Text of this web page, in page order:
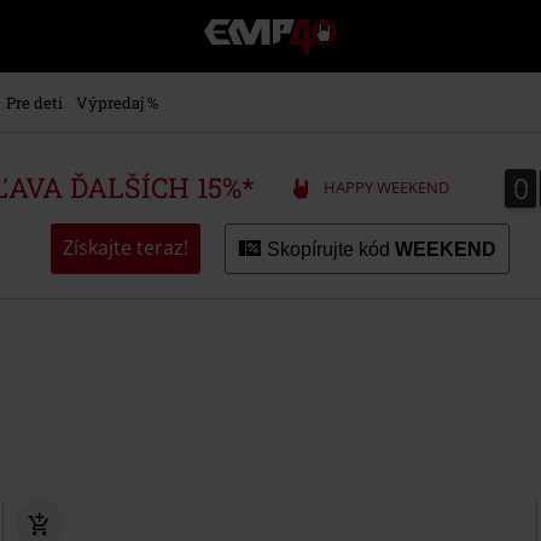
EMP
-
Hudba,
Merch
hráčov,
Alternatívna
Pre deti Výpredaj %
ĎALŠÍCH 15%* HAPPY WEEKEND 0
0
Získajte teraz! Skopírujte kód WEEKEND